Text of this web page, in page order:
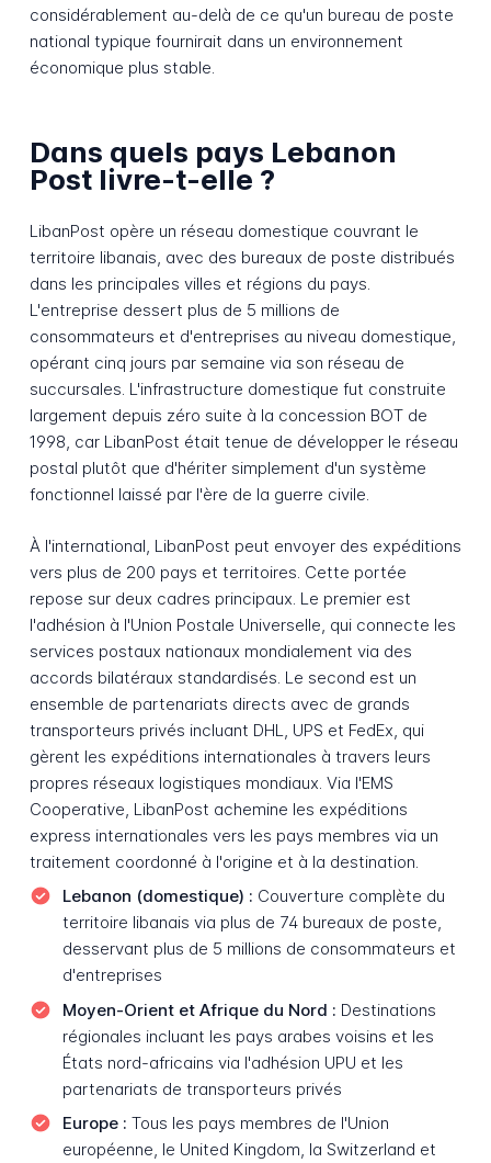
considérablement au-delà de ce qu'un bureau de poste
national typique fournirait dans un environnement
économique plus stable.
Dans quels pays Lebanon
Post livre-t-elle ?
LibanPost opère un réseau domestique couvrant le
territoire libanais, avec des bureaux de poste distribués
dans les principales villes et régions du pays.
L'entreprise dessert plus de 5 millions de
consommateurs et d'entreprises au niveau domestique,
opérant cinq jours par semaine via son réseau de
succursales. L'infrastructure domestique fut construite
largement depuis zéro suite à la concession BOT de
1998, car LibanPost était tenue de développer le réseau
postal plutôt que d'hériter simplement d'un système
fonctionnel laissé par l'ère de la guerre civile.
À l'international, LibanPost peut envoyer des expéditions
vers plus de 200 pays et territoires. Cette portée
repose sur deux cadres principaux. Le premier est
l'adhésion à l'Union Postale Universelle, qui connecte les
services postaux nationaux mondialement via des
accords bilatéraux standardisés. Le second est un
ensemble de partenariats directs avec de grands
transporteurs privés incluant DHL, UPS et FedEx, qui
gèrent les expéditions internationales à travers leurs
propres réseaux logistiques mondiaux. Via l'EMS
Cooperative, LibanPost achemine les expéditions
express internationales vers les pays membres via un
traitement coordonné à l'origine et à la destination.
Lebanon (domestique) : Couverture complète du
territoire libanais via plus de 74 bureaux de poste,
desservant plus de 5 millions de consommateurs et
d'entreprises
Moyen-Orient et Afrique du Nord : Destinations
régionales incluant les pays arabes voisins et les
États nord-africains via l'adhésion UPU et les
partenariats de transporteurs privés
Europe : Tous les pays membres de l'Union
européenne, le United Kingdom, la Switzerland et